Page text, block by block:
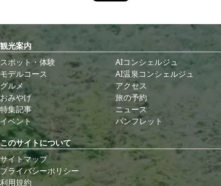
観光案内
スポット・体験
モデルコース
グルメ
おみやげ
特集記事
イベント
AIコンシェルジュ
AI温泉コンシェルジュ
アクセス
旅の予約
ニュース
パンフレット
このサイトについて
サイトマップ
プライバシーポリシー
利用規約